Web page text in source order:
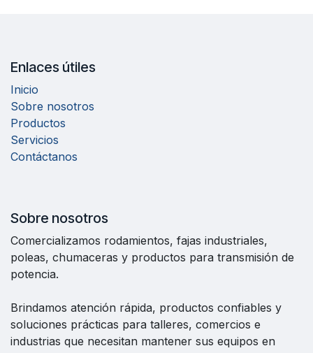
Enlaces útiles
Inicio
Sobre nosotros
Productos
Servicios
Contáctanos
Sobre nosotros
Comercializamos rodamientos, fajas industriales,
poleas, chumaceras y productos para transmisión de
potencia.
Brindamos atención rápida, productos confiables y
soluciones prácticas para talleres, comercios e
industrias que necesitan mantener sus equipos en